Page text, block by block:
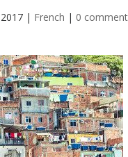
| French | 0